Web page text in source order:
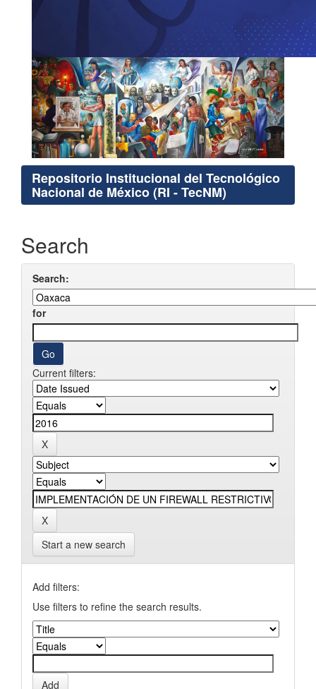
Repositorio Institucional del Tecnológico
Nacional de México (RI - TecNM)
Search
Search:
for
Current filters:
Start a new search
Add filters:
Use filters to refine the search results.